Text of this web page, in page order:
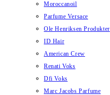
Moroccanoil
Parfume Versace
Ole Henriksen Produkter
ID Hair
American Crew
Renati Voks
Dfi Voks
Marc Jacobs Parfume